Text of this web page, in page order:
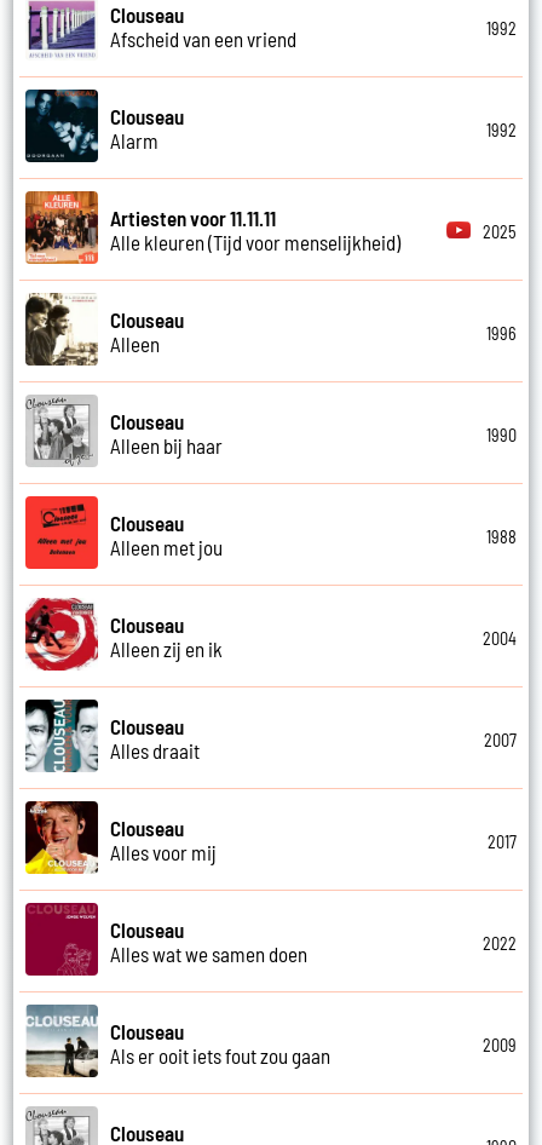
Clouseau
Afscheid van een vriend
1992
Clouseau
Alarm
1992
Artiesten voor 11.11.11
Alle kleuren (Tijd voor menselijkheid)
2025
Clouseau
Alleen
1996
Clouseau
Alleen bij haar
1990
Clouseau
Alleen met jou
1988
Clouseau
Alleen zij en ik
2004
Clouseau
Alles draait
2007
Clouseau
Alles voor mij
2017
Clouseau
Alles wat we samen doen
2022
Clouseau
Als er ooit iets fout zou gaan
2009
Clouseau